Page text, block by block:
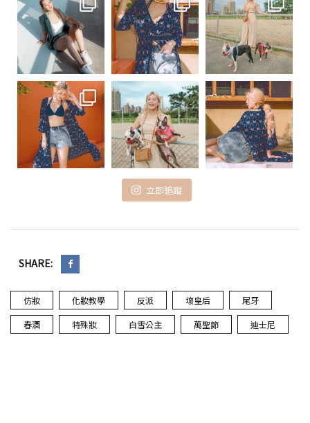
立即追蹤
SHARE:
仿妝 化妝教學 反派 壞皇后 尾牙
春酒 特殊妝 白雪公主 萬聖節 迪士尼